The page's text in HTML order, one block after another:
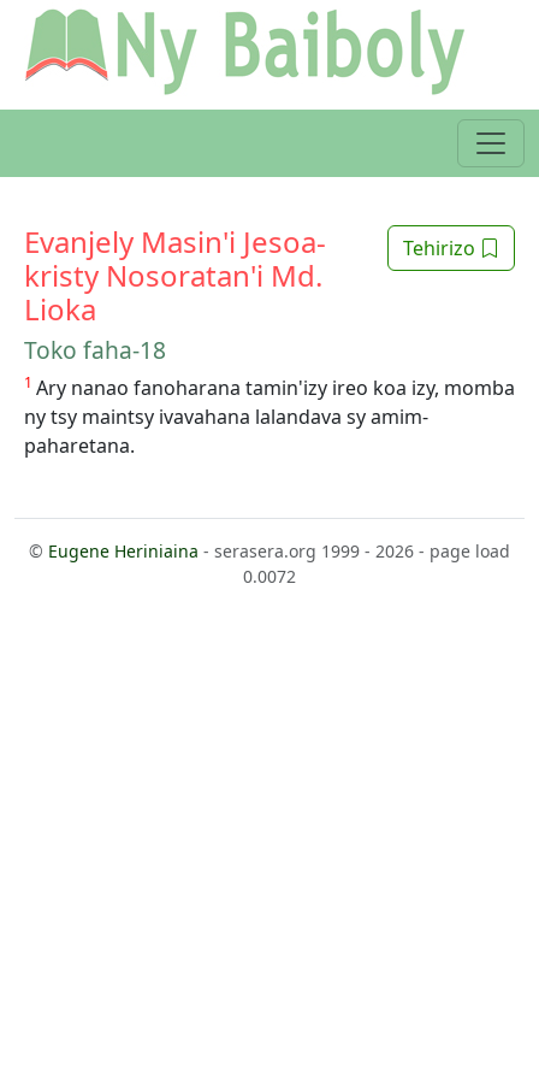
Tehirizo
Evanjely Masin'i Jesoa-
kristy Nosoratan'i Md.
Lioka
Toko faha-18
1 Ary nanao fanoharana tamin'izy ireo koa izy, momba
ny tsy maintsy ivavahana lalandava sy amim-
paharetana.
© Eugene Heriniaina - serasera.org 1999 - 2026 - page load
0.0072